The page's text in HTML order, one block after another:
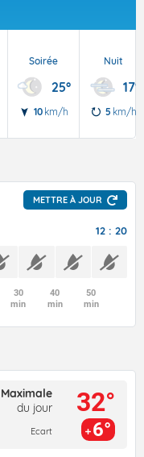
Soirée
25°
10 km/h
Nuit
17°
5 km/h
METTRE À JOUR
12 : 20
30
min
40
min
50
min
Maximale
du jour
Ecart
32°
6°